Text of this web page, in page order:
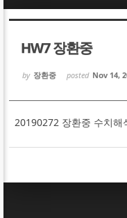
HW7 장환중
by 장환중 posted Nov 14,
20190272 장환중 수치